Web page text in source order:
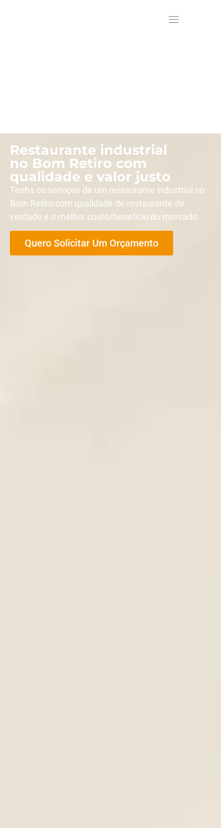
Restaurante industrial
no Bom Retiro com
qualidade e valor justo
Tenha os serviços de um restaurante industrial no
Bom Retiro com qualidade de restaurante de
verdade e o melhor custo/benefício do mercado
Quero Solicitar Um Orçamento